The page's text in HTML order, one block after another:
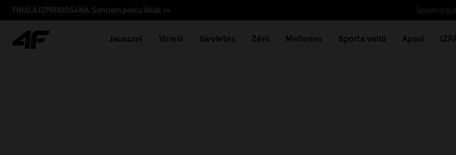
FINĀLA IZPĀRDOŠANA: Simtiem preču lētāk >> Saņem
Jaunumi Vīrieši Sievietes Zēni Meitenes Sporta veidi Apavi